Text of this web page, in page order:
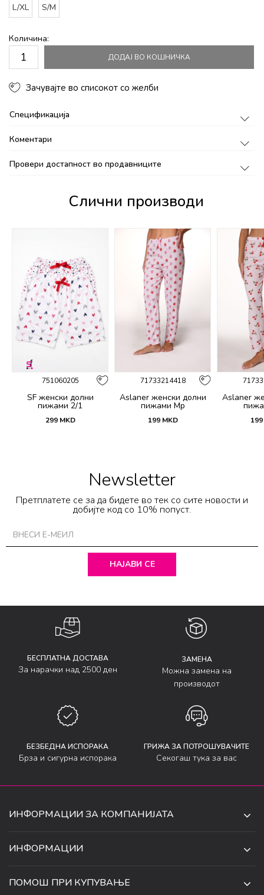
L/XL
S/M
Количина:
ДОДАЈ ВО КОШНИЧКА
Зачувајте во списокот со желби
Спецификација
Коментари
Провери достапност во продавниците
Слични производи
751060205
SF женски долни
пижами 2/1
299 MKD
71733214418
Aslaner женски долни
пижами Mp
199 MKD
Aslaner
199
Newsletter
Претплатете се за да бидете во тек со сите новости и
добијте код со 10% попуст.
НАЈАВИ СЕ
БЕСПЛАТНА ДОСТАВА
За нарачки над 2500 ден
ЗАМЕНА
Можна замена на
производот
БЕЗБЕДНА ИСПОРАКА
Брза и сигурна испорака
ГРИЖА ЗА ПОТРОШУВАЧИТЕ
Секогаш тука за вас
ИНФОРМАЦИИ ЗА КОМПАНИЈАТА
СКОПЈЕ, МАКЕДОНИЈА
ИНФОРМАЦИИ
ПОМОШ ПРИ КУПУВАЊЕ